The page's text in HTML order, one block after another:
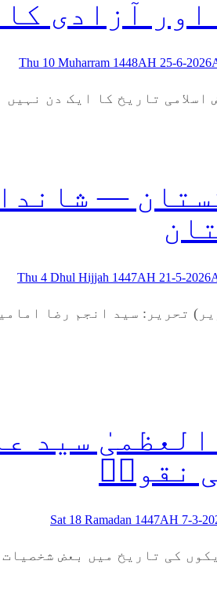
آزادی کا
Thu 10 Muharram 1448AH 25-6-
اسلامی تاریخ کا ایک دن
—
Thu 4 Dhul Hijjah 1447AH 21-5-
سید
نقویؒ
Sat 18 Ramadan 1447AH 7-3-
کی تاریخ میں بعض